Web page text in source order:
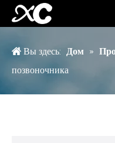
Вы здесь: Дом »
позвоночника